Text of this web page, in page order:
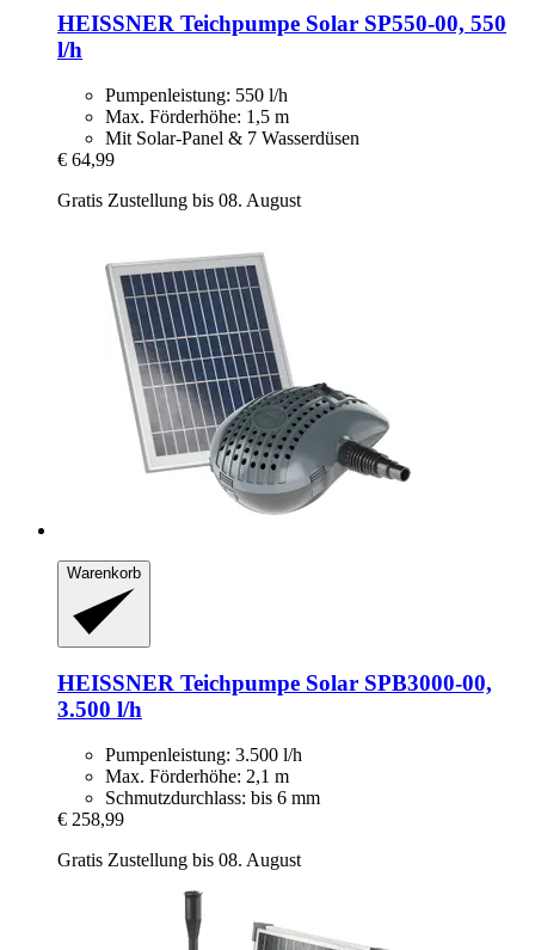
HEISSNER Teichpumpe Solar SP550-​00, 550
l/h
Pumpenleistung: 550 l/h
Max. Förderhöhe: 1,5 m
Mit Solar-Panel & 7 Wasserdüsen
€ 64,99
Gratis Zustellung bis 08. August
Warenkorb
HEISSNER Teichpumpe Solar SPB3000-​00,
3.500 l/h
Pumpenleistung: 3.500 l/h
Max. Förderhöhe: 2,1 m
Schmutzdurchlass: bis 6 mm
€ 258,99
Gratis Zustellung bis 08. August